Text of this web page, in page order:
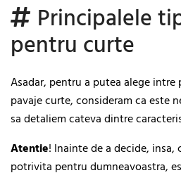
Principalele
pentru curte
Asadar, pentru a putea alege
pavaje curte, consideram ca este
sa detaliem cateva dintre
Atentie! Inainte de a decide,
potrivita pentru dumneavoastra,